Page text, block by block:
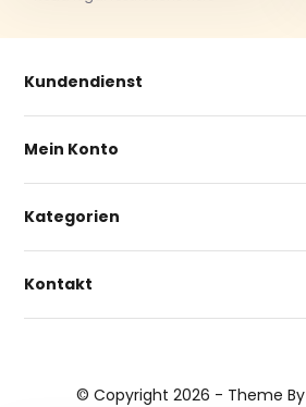
Kundendienst
Mein Konto
Kategorien
Kontakt
© Copyright 2026 - Theme By